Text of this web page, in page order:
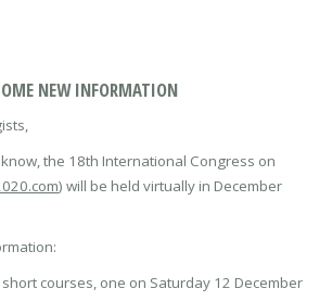
NEW INFORMATION
the 18th International Congress on
) will be held virtually in December
short courses, one on Saturday 12 December